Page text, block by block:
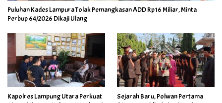
Puluhan Kades Lampura Tolak Pemangkasan ADD Rp16 Miliar, Minta
Perbup 64/2026 Dikaji Ulang
Kapolres Lampung Utara Perkuat
Sejarah Baru, Polwan Pertama